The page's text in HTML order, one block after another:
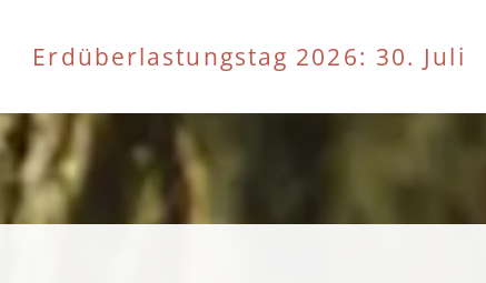
Erdüberlastungstag 2026: 30. Juli